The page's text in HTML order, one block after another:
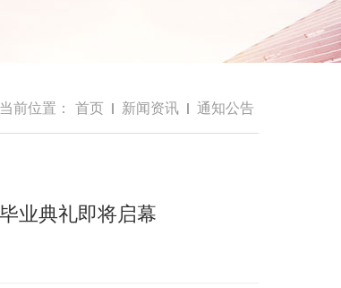
当前位置： 首页 新闻资讯 通知公告
业典礼即将启幕